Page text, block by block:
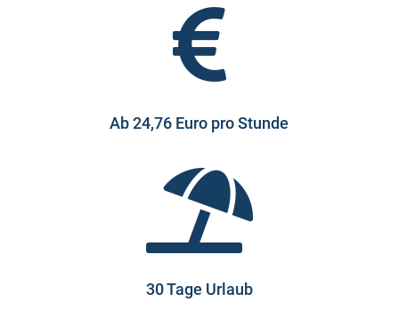

Ab 24,76 Euro pro Stunde

30 Tage Urlaub